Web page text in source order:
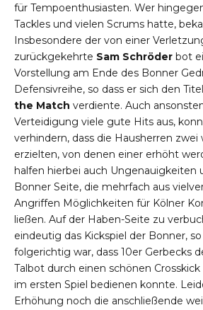
für Tempoenthusiasten. Wer
Tackles und vielen Scrums hatte,
Insbesondere der von einer
zurückgekehrte Sam Schröder bot
Vorstellung am Ende des Bonner
Defensivreihe, so dass er sich den
the Match verdiente. Auch
Verteidigung viele gute Hits aus,
verhindern, dass die Hausherren zwei
erzielten, von denen einer erhöht
halfen hierbei auch Ungenauigkeiten
Bonner Seite, die mehrfach aus
Angriffen Möglichkeiten für Kölner
ließen. Auf der Haben-Seite zu
eindeutig das Kickspiel der Bonner,
folgerichtig war, dass 10er Gerbecks
Talbot durch einen schönen
im ersten Spiel bedienen konnte.
Erhöhung noch die anschließende